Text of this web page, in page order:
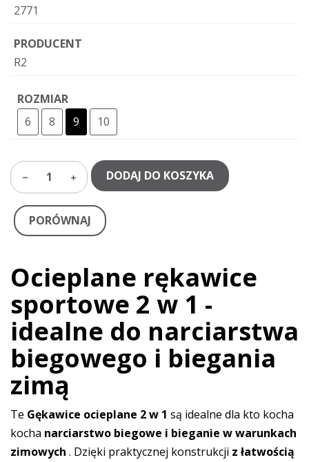
2771
PRODUCENT
R2
ROZMIAR
6
8 9 10
1 DODAJ DO KOSZYKA
PORÓWNAJ
Ocieplane rękawice
sportowe 2 w 1 -
idealne do narciarstwa
biegowego i biegania
zimą
Te Gękawice ocieplane 2 w 1 są idealne dla kto kocha
kocha narciarstwo biegowe i bieganie w warunkach
zimowych . Dzięki praktycznej konstrukcji z łatwością